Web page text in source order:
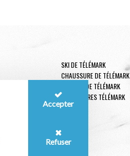
SKI DE TÉLÉMARK
CHAUSSURE DE TÉLÉMARK
FIXATION DE TÉLÉMARK
ACCESSOIRES TÉLÉMARK
Accepter
Refuser